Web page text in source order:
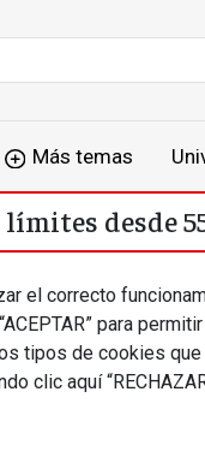
Más temas
el correcto
para
tipos de cookies
clic aquí
desde